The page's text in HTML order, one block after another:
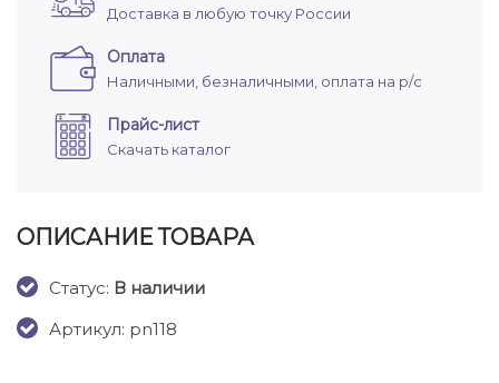
Доставка в любую точку России
Оплата
Наличными, безналичными, оплата на р/с
Прайс-лист
Скачать каталог
ОПИСАНИЕ ТОВАРА
Cтатус: В наличии
Артикул: pn118